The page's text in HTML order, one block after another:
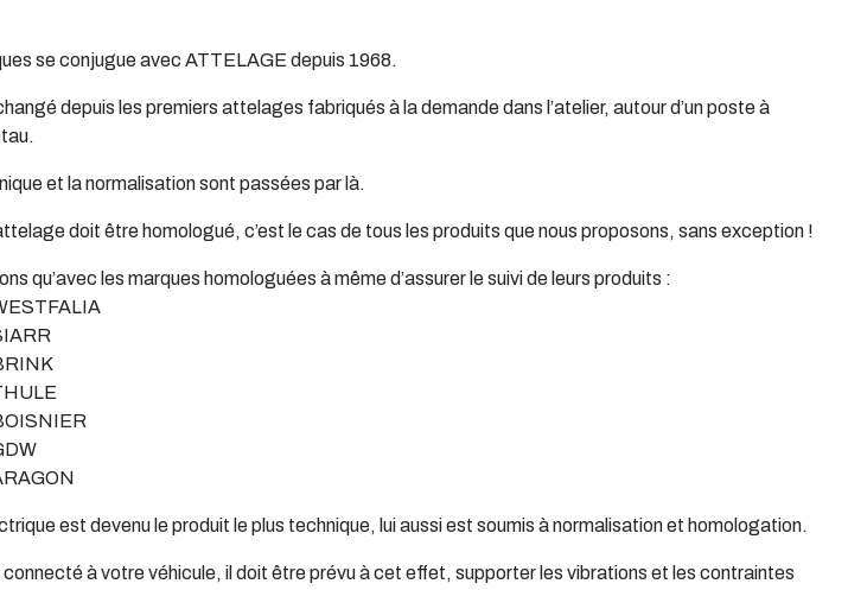
se conjugue avec ATTELAGE depuis 1968.
depuis les premiers attelages fabriqués à la demande dans l’atelier, autour d’un poste à
et la normalisation sont passées par là.
doit être homologué, c’est le cas de tous les produits que nous proposons, sans exception !
qu’avec les marques homologuées à même d’assurer le suivi de leurs produits :
est devenu le produit le plus technique, lui aussi est soumis à normalisation et homologation.
à votre véhicule, il doit être prévu à cet effet, supporter les vibrations et les contraintes